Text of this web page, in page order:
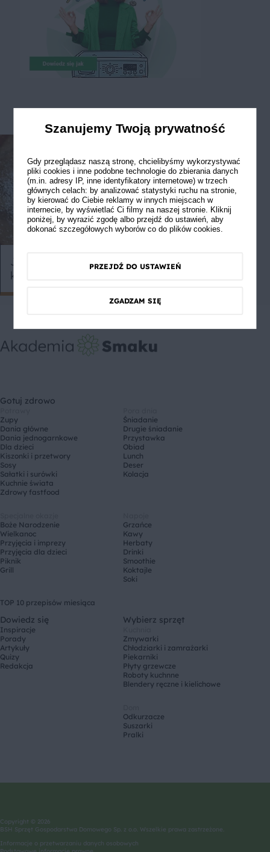
Jak zrobić ptysie? Przewodnik
krok po kroku
Gotuj zdrowo
Zupy
Dania główne
Dania jednogarnkowe
Dla dzieci
Kiszonki i przetwory
Sosy
Sałatki i surówki
Kuchnie świata
Zdrowy fastfood
Śniadanie
Drugie śniadanie
Przystawka
Obiad
Lunch
Deser
Kolacja
Boże Narodzenie
Wielkanoc
Przyjęcia i imprezy
Przyjęcia dla dzieci
Piknik
Grill
Grzańce
Kawy
Herbaty
Drinki
Smoothie
Koktajle
Soki
TOP 10 przepisów miesiąca
Dowiedz się
Inspiracje
Porady
Artykuły
Quizy
Redakcja
Wybierz sprzęt
Zmywarki
Chłodziarki i zamrażarki
Piekarniki
Płyty grzewcze
Roboty kuchnne
Blendery ręczne i kielichowe
Odkurzacze
Suszarki
Pralki
Copyright © 2026
BSH Sprzęt Gospodarstwa Domowego Sp. z o.o. Wszelkie prawa zastrzeżone.
Informacje o przetwarzaniu danych osobowych
Szanujemy Twoją prywatność
Gdy przeglądasz naszą stronę, chcielibyśmy wykorzystywać
pliki cookies i inne podobne technologie do zbierania danych
(m.in. adresy IP, inne identyfikatory internetowe) w trzech
głównych celach: by analizować statystyki ruchu na stronie,
by kierować do Ciebie reklamy w innych miejscach w
internecie, by wyświetlać Ci filmy na naszej stronie. Kliknij
poniżej, by wyrazić zgodę albo przejdź do ustawień, aby
dokonać szczegółowych wyborów co do plików cookies.
PRZEJDŹ DO USTAWIEŃ
ZGADZAM SIĘ